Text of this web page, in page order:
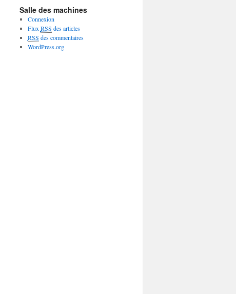
Salle des machines
Connexion
Flux RSS des articles
RSS des commentaires
WordPress.org